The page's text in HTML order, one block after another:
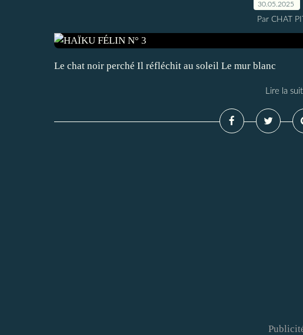
30.05.2025
Par CHAT
Le chat noir perché Il réfléchit au soleil Le mur blanc
Lire la